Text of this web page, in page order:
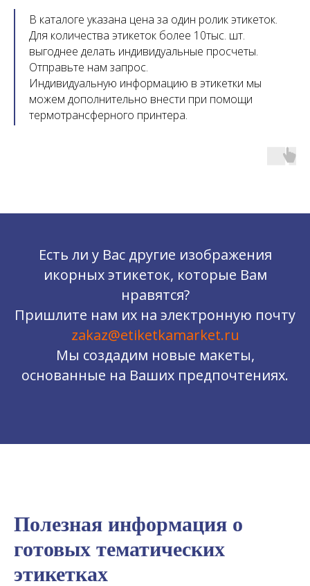
В каталоге указана цена за один ролик этикеток.
Для количества этикеток более 10тыс. шт.
выгоднее делать индивидуальные просчеты.
Отправьте нам запрос.
Индивидуальную информацию в этикетки мы
можем дополнительно внести при помощи
термотрансферного принтера.
Есть ли у Вас другие изображения
икорных этикеток, которые Вам
нравятся?
Пришлите нам их на электронную почту
zakaz@etiketkamarket.ru
Мы создадим новые макеты,
основанные на Ваших предпочтениях.
Полезная информация о
готовых тематических
этикетках